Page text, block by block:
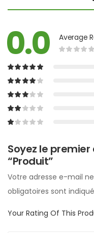
0.0 Average
Soyez le
“Produit”
Votre adresse e-mail
obligatoires sont
Your Rating Of This